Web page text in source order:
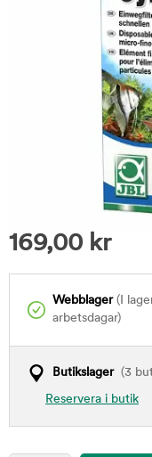
169,00 kr
Webblager(I
arbetsdagar)
Butikslager(3
Reservera i butik